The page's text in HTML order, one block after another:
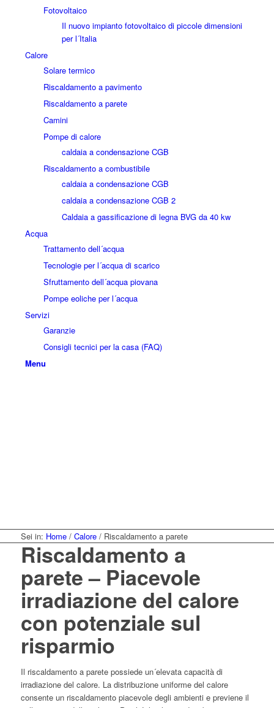
Fotovoltaico
Il nuovo impianto fotovoltaico di piccole dimensioni
per l´Italia
Calore
Solare termico
Riscaldamento a pavimento
Riscaldamento a parete
Camini
Pompe di calore
caldaia a condensazione CGB
Riscaldamento a combustibile
caldaia a condensazione CGB
caldaia a condensazione CGB 2
Caldaia a gassificazione di legna BVG da 40 kw
Acqua
Trattamento dell´acqua
Tecnologie per l´acqua di scarico
Sfruttamento dell´acqua piovana
Pompe eoliche per l´acqua
Servizi
Garanzie
Consigli tecnici per la casa (FAQ)
Menu
Sei in: Home / Calore / Riscaldamento a parete
Riscaldamento a
parete – Piacevole
irradiazione del calore
con potenziale sul
risparmio
Il riscaldamento a parete possiede un´elevata capacità di
irradiazione del calore. La distribuzione uniforme del calore
consente un riscaldamento piacevole degli ambienti e previene il